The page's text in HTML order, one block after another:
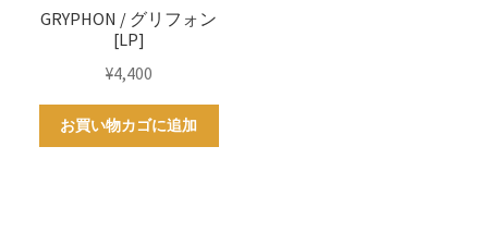
GRYPHON / グリフォン
[LP]
¥4,400
お買い物カゴに追加